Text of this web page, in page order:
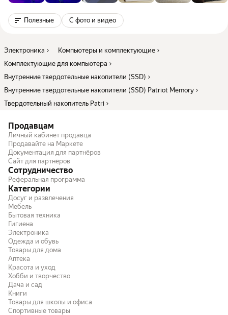
Полезные С фото и видео
Электроника
Компьютеры и комплектующие
Комплектующие для компьютера
Внутренние твердотельные накопители (SSD)
Внутренние твердотельные накопители (SSD) Patriot Memory
Твердотельный накопитель Patri
Продавцам
Личный кабинет продавца
Продавайте на Маркете
Документация для партнёров
Сайт для партнёров
Сотрудничество
Реферальная программа
Категории
Досуг и развлечения
Мебель
Бытовая техника
Гигиена
Электроника
Одежда и обувь
Товары для дома
Аптека
Красота и уход
Хобби и творчество
Дача и сад
Книги
Товары для школы и офиса
Спортивные товары